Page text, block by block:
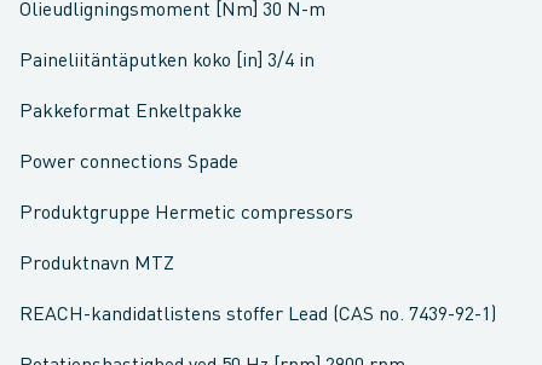
Olieudligningsmoment [Nm] 30 N-m
Paineliitäntäputken koko [in] 3/4 in
Pakkeformat Enkeltpakke
Power connections Spade
Produktgruppe Hermetic compressors
Produktnavn MTZ
REACH-kandidatlistens stoffer Lead (CAS no. 7439-92-1)